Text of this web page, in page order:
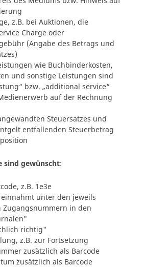
z.B. bei Auktionen, die
Charge oder
(Angabe des Betrags und
wie Buchbinderkosten,
und sonstige Leistungen sind
bzw. „additional service“
auf der Rechnung
Steuersatzes und
entfallenden Steuerbetrag
sind gewünscht:
z.B. 1e3e
unter den jeweils
Zugangsnummern in den
richtig"
z.B. zur Fortsetzung
zusätzlich als Barcode
zusätzlich als Barcode